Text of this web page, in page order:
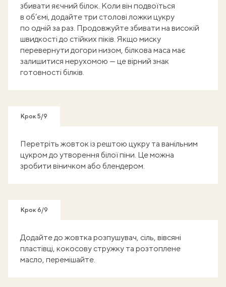
збивати яєчний білок. Коли він подвоїться
в об’ємі, додайте три столові ложки цукру
по одній за раз. Продовжуйте збивати на високій
швидкості до стійких піків. Якщо миску
перевернути догори низом, білкова маса має
залишитися нерухомою — це вірний знак
готовності білків.
Крок 5/9
Перетріть жовток із рештою цукру та ванільним
цукром до утворення білої піни. Це можна
зробити віничком або блендером.
Крок 6/9
Додайте до жовтка розпушувач, сіль, вівсяні
пластівці, кокосову стружку та розтоплене
масло, перемішайте.